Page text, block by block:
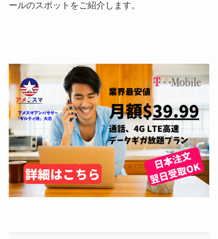
ールのスポットをご紹介します。